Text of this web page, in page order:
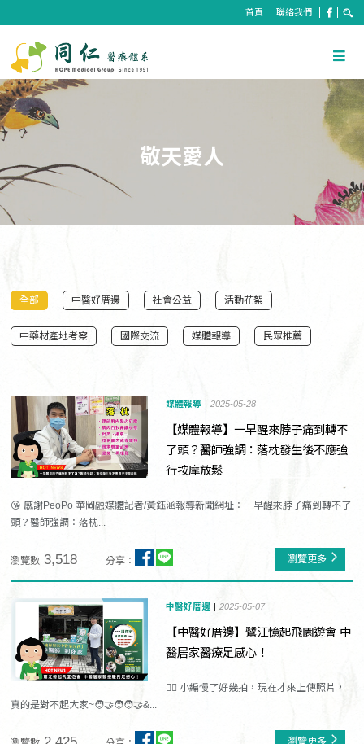
首頁 聯絡我們
敬天愛人
全部 中醫好厝邊 社會公益 活動花絮
中藥材產地考察 國際交流 媒體報導 民眾推薦
媒體報導 2025-05-28
【媒體報導】一早醒來脖子痛到轉不
了頭？醫師強調：落枕發生後不應強
行按摩放鬆
😘 感謝PeoPo 華岡融媒體記者/黃鈺涵報導新聞網址：一早醒來脖子痛到轉不了
頭？醫師強調：落枕...
瀏覽數 3,518 分享： 瀏覽更多
中醫好厝邊 2025-05-07
【中醫好厝邊】鷺江憶起飛園遊會 中
醫居家醫療足感心！
🙇‍♀️ 小編慢了好幾拍，現在才來上傳照片，
真的是對不起大家~🧑‍🤝‍🧑🧑‍🤝&...
瀏覽更多